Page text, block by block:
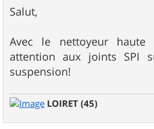
s
s
g
e
Salut,
Avec le nettoyeur haute
attention aux joints SPI
suspension!
LOIRET (45)